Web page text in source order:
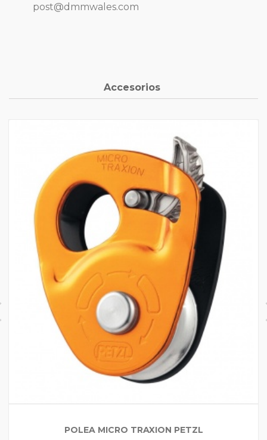
post@dmmwales.com
Accesorios
POLEA MICRO TRAXION PETZL